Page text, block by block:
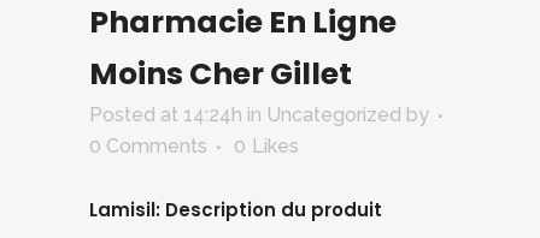
Pharmacie En Ligne
Moins Cher Gillet
Posted at 14:24h in Uncategorized by
0 Comments
0 Likes
Lamisil: Description du produit